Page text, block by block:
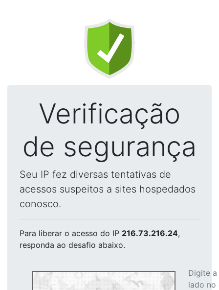
Verificação
de segurança
Seu IP fez diversas tentativas de
acessos suspeitos a sites hospedados
conosco.
Para liberar o acesso do IP 216.73.216.24,
responda ao desafio abaixo.
Digite
lado no